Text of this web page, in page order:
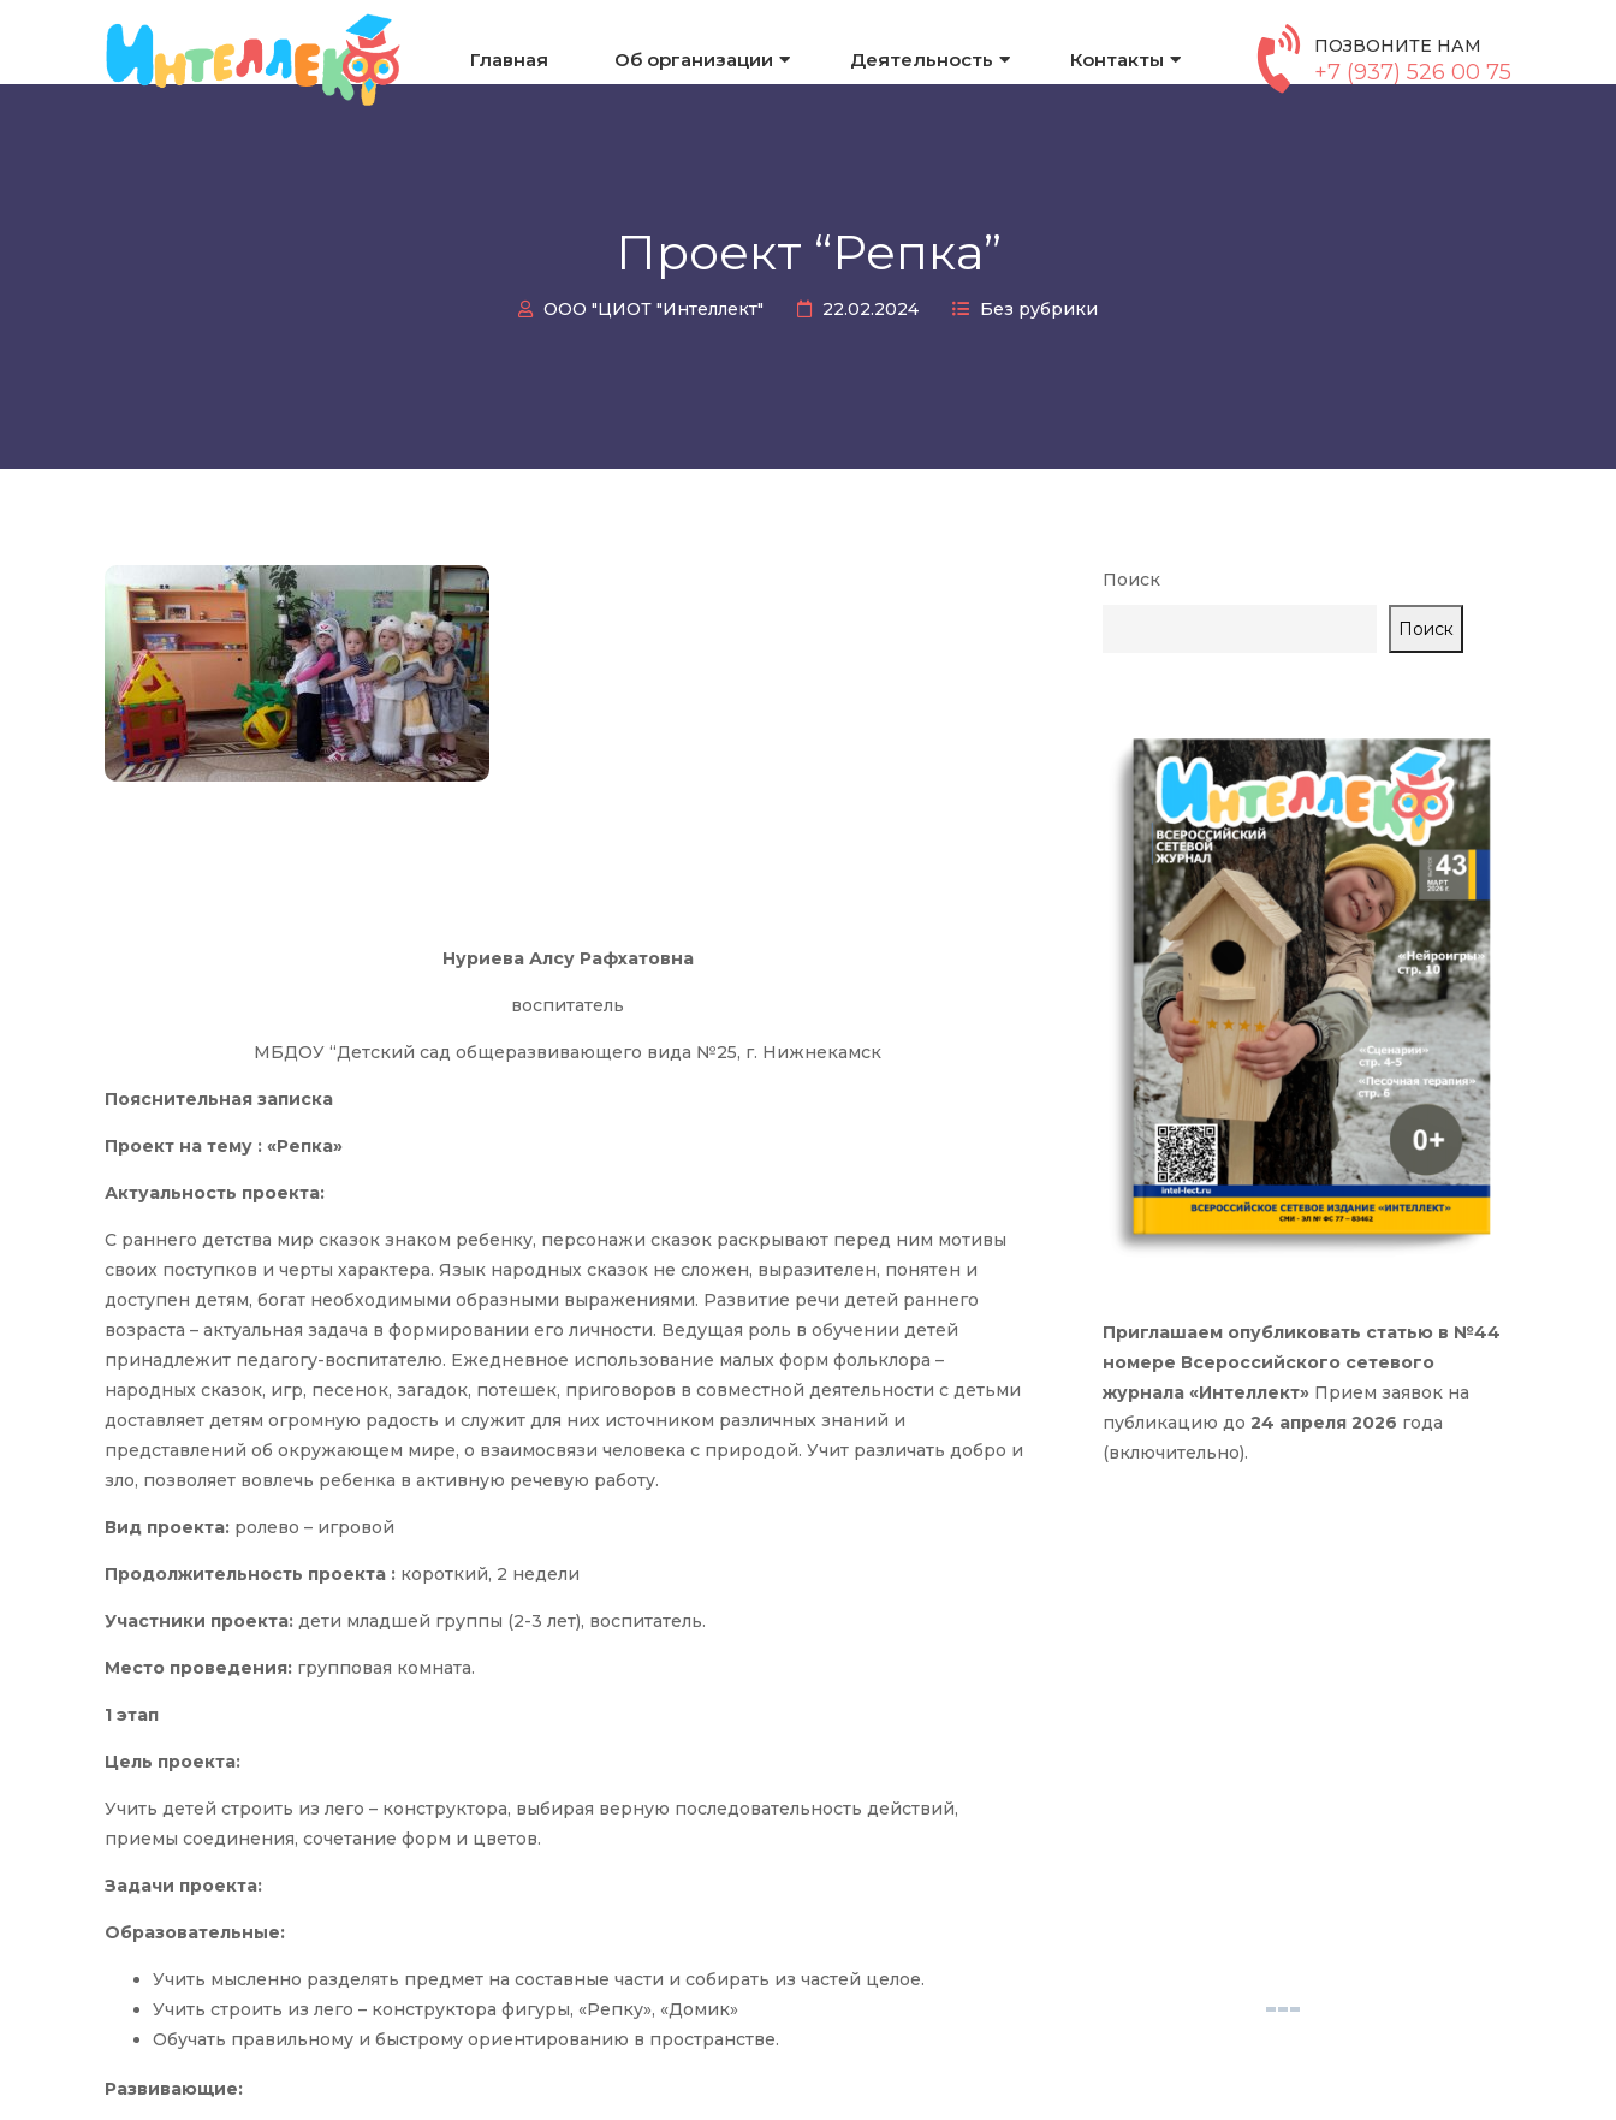
Главная Об организации Деятельность Контакты
ПОЗВОНИТЕ НАМ
+7 (937) 526 00 75
Проект “Репка”
ООО "ЦИОТ "Интеллект" 22.02.2024 Без рубрики
Нуриева Алсу Рафхатовна
воспитатель
МБДОУ “Детский сад общеразвивающего вида №25, г. Нижнекамск
Пояснительная записка
Проект на тему : «Репка»
Актуальность проекта:
С раннего детства мир сказок знаком ребенку, персонажи сказок раскрывают перед ним мотивы
своих поступков и черты характера. Язык народных сказок не сложен, выразителен, понятен и
доступен детям, богат необходимыми образными выражениями. Развитие речи детей раннего
возраста – актуальная задача в формировании его личности. Ведущая роль в обучении детей
принадлежит педагогу-воспитателю. Ежедневное использование малых форм фольклора –
народных сказок, игр, песенок, загадок, потешек, приговоров в совместной деятельности с детьми
доставляет детям огромную радость и служит для них источником различных знаний и
представлений об окружающем мире, о взаимосвязи человека с природой. Учит различать добро и
зло, позволяет вовлечь ребенка в активную речевую работу.
Вид проекта: ролево – игровой
Продолжительность проекта : короткий, 2 недели
Участники проекта: дети младшей группы (2-3 лет), воспитатель.
Место проведения: групповая комната.
1 этап
Цель проекта:
Учить детей строить из лего – конструктора, выбирая верную последовательность действий,
приемы соединения, сочетание форм и цветов.
Задачи проекта:
Образовательные:
Учить мысленно разделять предмет на составные части и собирать из частей целое.
Учить строить из лего – конструктора фигуры, «Репку», «Домик»
Обучать правильному и быстрому ориентированию в пространстве.
Развивающие:
Поиск
Поиск
Приглашаем опубликовать статью в №44
номере Всероссийского сетевого
журнала «Интеллект» Прием заявок на
публикацию до 24 апреля 2026 года
(включительно).